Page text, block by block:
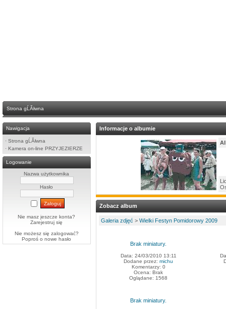
Strona gĹĂłwna
Nawigacja
· Strona gĹĂłwna
· Kamera on-line PRZYJEZIERZE
Logowanie
Nazwa użytkownika
Hasło
Nie masz jeszcze konta?
Zarejestruj się
Nie możesz się zalogować?
Poproś onowe hasło
Informacje o albumie
Zobacz album
Galeria zdjęć > Wielki Festyn Pomidorowy 2009
Brak miniatury.
Data: 24/03/2010 13:11
Dodane przez:michu
Komentarzy: 0
Ocena: Brak
Oglądane: 1568
Brak miniatury.